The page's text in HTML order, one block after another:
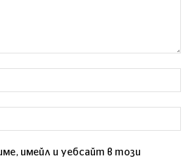
имейл и уебсайт в този